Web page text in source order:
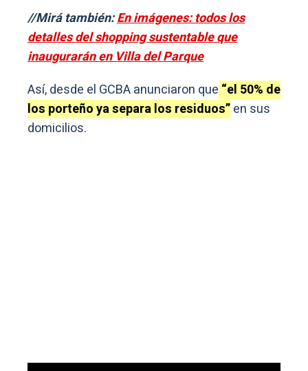
//Mirá también:En imágenes: todos los
detalles del shopping sustentable que
inaugurarán en Villa del Parque
Así, desde el GCBA anunciaron que “el 50% de
los porteño ya separa los residuos”en sus
domicilios.